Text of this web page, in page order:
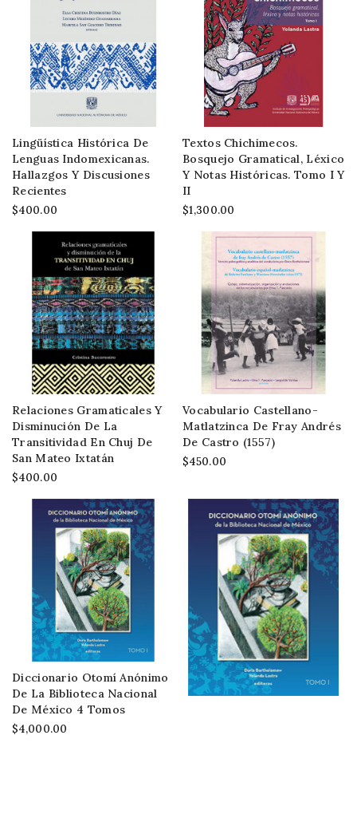
Lingüística Histórica De
Lenguas Indomexicanas.
Hallazgos Y Discusiones
Recientes
$400.00
Textos Chichimecos.
Bosquejo Gramatical, Léxico
Y Notas Históricas. Tomo I Y
II
$1,300.00
Relaciones Gramaticales Y
Disminución De La
Transitividad En Chuj De
San Mateo Ixtatán
$400.00
Vocabulario Castellano-
Matlatzinca De Fray Andrés
De Castro (1557)
$450.00
Diccionario Otomí Anónimo
De La Biblioteca Nacional
De México 4 Tomos
$4,000.00